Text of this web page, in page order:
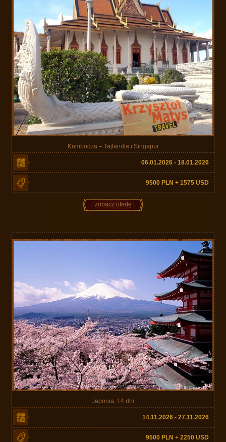
Kambodża – Tajlandia i Singapur
06.01.2026 - 18.01.2026
9500 PLN + 1575 USD
zobacz ofertę
Japonia, 14 dni
14.11.2026 - 27.11.2026
9500 PLN + 2250 USD